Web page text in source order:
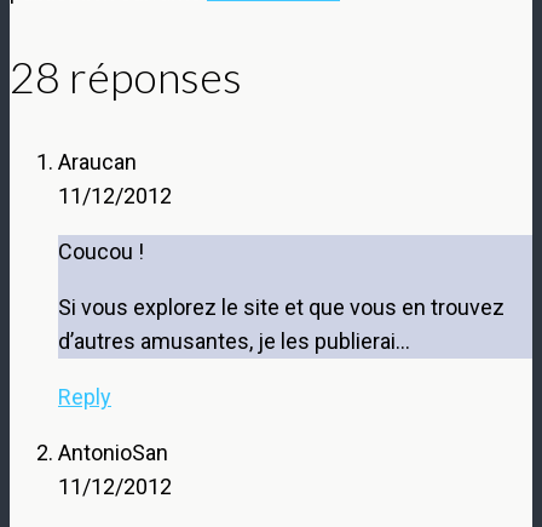
28 réponses
Araucan
11/12/2012
Coucou !
Si vous explorez le site et que vous en trouvez
d’autres amusantes, je les publierai…
Reply
AntonioSan
11/12/2012